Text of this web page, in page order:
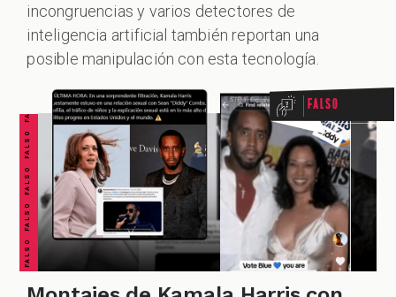
incongruencias y varios detectores de
inteligencia artificial también reportan una
posible manipulación con esta tecnología.
FALSO FALSO FALSO FALSO FALSO FALSO FALSO Falso